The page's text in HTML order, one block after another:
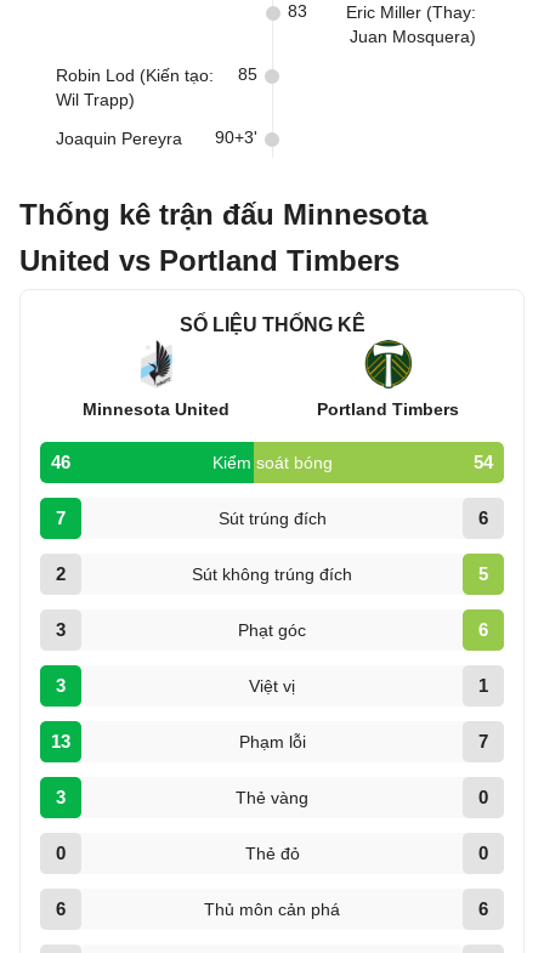
Eric Miller (Thay:
Juan Mosquera)
83
Robin Lod (Kiến tạo:
Wil Trapp)
85
Joaquin Pereyra 90+3'
Thống kê trận đấu Minnesota
United vs Portland Timbers
SỐ LIỆU THỐNG KÊ
Minnesota United Portland Timbers
46 Kiểm soát bóng 54
7 Sút trúng đích 6
2 Sút không trúng đích 5
3 Phạt góc 6
3 Việt vị 1
13 Phạm lỗi 7
3 Thẻ vàng 0
0 Thẻ đỏ 0
6 Thủ môn cản phá 6